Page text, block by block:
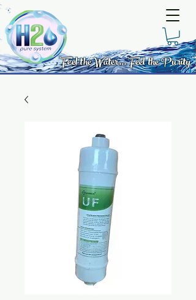
Feel the Water... Feel the Purity